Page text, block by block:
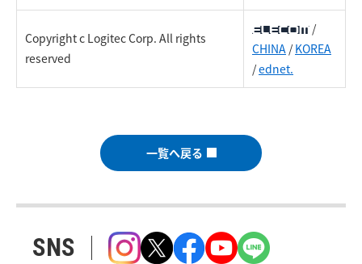
Copyright c Logitec Corp. All rights
reserved
/
CHINA /KOREA
/ednet.
一覧へ戻る
SNS